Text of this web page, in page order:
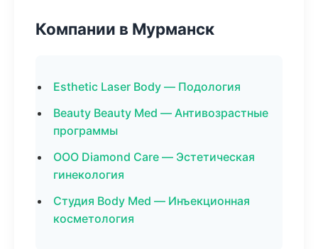
Компании в Мурманск
Esthetic Laser Body — Подология
Beauty Beauty Med — Антивозрастные
программы
ООО Diamond Care — Эстетическая
гинекология
Студия Body Med — Инъекционная
косметология